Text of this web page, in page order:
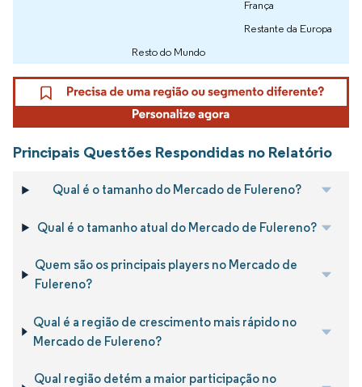
França
Restante da Europa
Resto do Mundo
Principais Questões Respondidas no Relatório
Qual é o tamanho do Mercado de Fulereno?
Qual é o tamanho atual do Mercado de Fulereno?
Quem são os principais players no Mercado de
Fulereno?
Qual é a região de crescimento mais rápido no
Mercado de Fulereno?
Qual região detém a maior participação no